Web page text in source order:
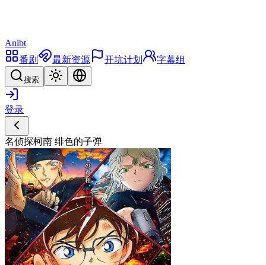
Anibt
番剧
最新资源 开坑计划 字幕组
搜索
登录
名侦探柯南 绯色的子弹